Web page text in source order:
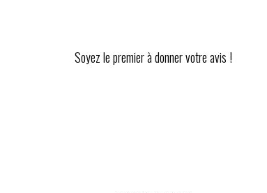
Soyez le premier à donner votre avis !